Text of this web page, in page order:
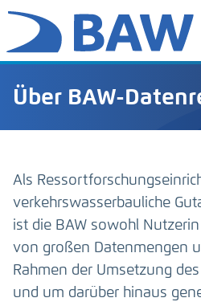
Über BAW-
Als
verkehrswasserbauliche
ist die BAW sowohl
von großen Datenmengen
Rahmen der Umsetzung
und um darüber hinaus